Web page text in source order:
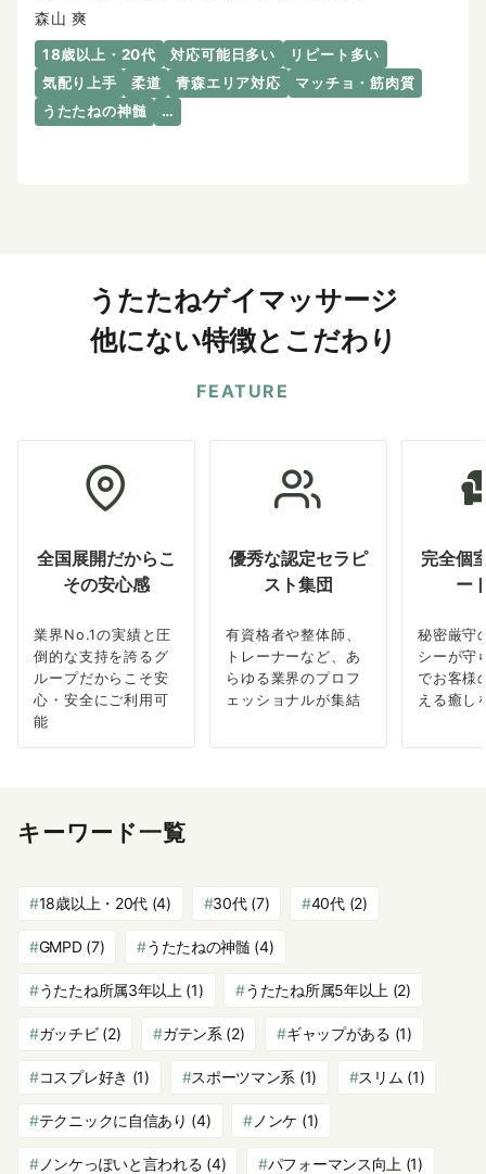
森山 爽
18歳以上・20代 対応可能日多い
リピート多い
気配り上手
柔道 青森エリア対応
マッチョ・筋肉質
うたたねの神髄
…
うたたねゲイマッサージ
他にない特徴とこだわり
FEATURE
全国展開だからこ
その安心感
業界No.1の実績と圧
倒的な支持を誇るグ
ループだからこそ安
心・安全にご利用可
能
優秀な認定セラピ
スト集団
有資格者や整体師、
トレーナーなど、あ
らゆる業界のプロフ
ェッショナルが集結
完全個
ー
秘密厳守
シーが守
でお客様
える癒し
キーワード一覧
18歳以上・20代 (4) 30代(7) 40代(2)
GMPD(7) うたたねの神髄 (4)
うたたね所属3年以上 (1) うたたね所属5年以上 (2)
ガッチビ(2) ガテン系 (2) ギャップがある (1)
コスプレ好き (1) スポーツマン系 (1) スリム (1)
テクニックに自信あり (4) ノンケ (1)
ノンケっぽいと言われる (4) パフォーマンス向上 (1)